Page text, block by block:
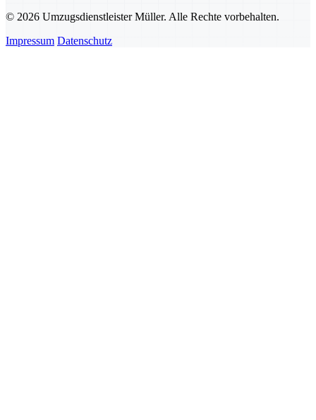
© 2026 Umzugsdienstleister Müller. Alle Rechte vorbehalten.
Impressum Datenschutz